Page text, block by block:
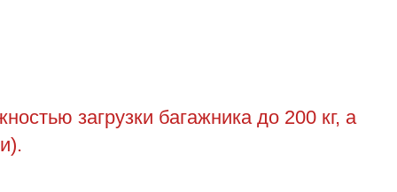
загрузки багажника до 200 кг, а